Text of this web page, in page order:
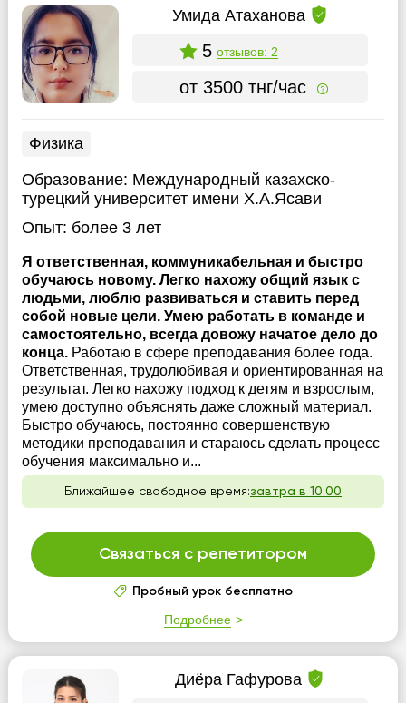
Умида Атаханова
5 отзывов: 2
от 3500 тнг/час
Физика
Образование: Международный казахско-
турецкий университет имени Х.А.Ясави
Опыт: более 3 лет
Я ответственная, коммуникабельная и быстро
обучаюсь новому. Легко нахожу общий язык с
людьми, люблю развиваться и ставить перед
собой новые цели. Умею работать в команде и
самостоятельно, всегда довожу начатое дело до
конца. Работаю в сфере преподавания более года.
Ответственная, трудолюбивая и ориентированная на
результат. Легко нахожу подход к детям и взрослым,
умею доступно объяснять даже сложный материал.
Быстро обучаюсь, постоянно совершенствую
методики преподавания и стараюсь сделать процесс
обучения максимально и...
Ближайшее свободное время:завтра в 10:00
Связаться с репетитором
Пробный урок бесплатно
Подробнее
Диёра Гафурова